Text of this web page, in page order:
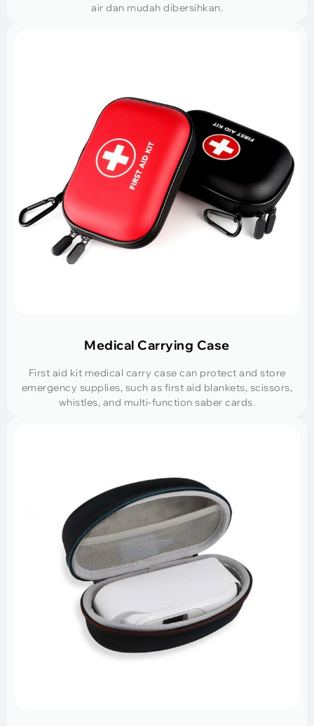
air dan mudah dibersihkan.
Medical Carrying Case
First aid kit medical carry case can protect and store
emergency supplies, such as first aid blankets, scissors,
whistles, and multi-function saber cards.